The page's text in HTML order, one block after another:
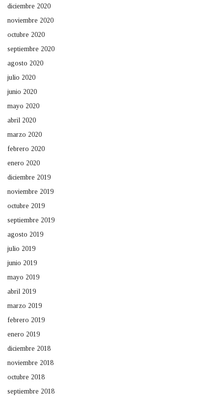
diciembre 2020
noviembre 2020
octubre 2020
septiembre 2020
agosto 2020
julio 2020
junio 2020
mayo 2020
abril 2020
marzo 2020
febrero 2020
enero 2020
diciembre 2019
noviembre 2019
octubre 2019
septiembre 2019
agosto 2019
julio 2019
junio 2019
mayo 2019
abril 2019
marzo 2019
febrero 2019
enero 2019
diciembre 2018
noviembre 2018
octubre 2018
septiembre 2018